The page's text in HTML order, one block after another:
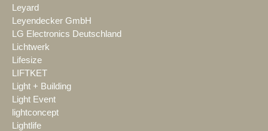
Leyard
Leyendecker GmbH
LG Electronics Deutschland
Lichtwerk
Lifesize
LIFTKET
Light + Building
Light Event
lightconcept
Lightlife